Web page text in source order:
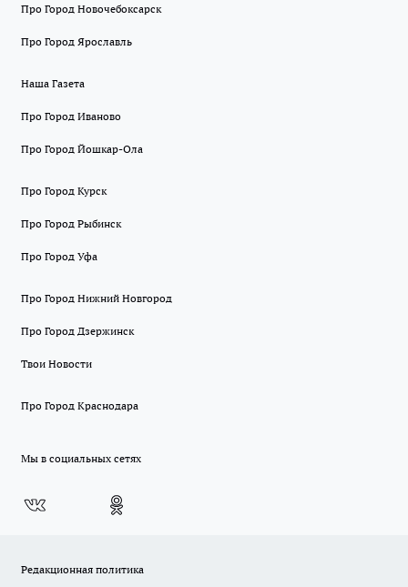
Про Город Новочебоксарск
Про Город Ярославль
Наша Газета
Про Город Иваново
Про Город Йошкар-Ола
Про Город Курск
Про Город Рыбинск
Про Город Уфа
Про Город Нижний Новгород
Про Город Дзержинск
Твои Новости
Про Город Краснодара
Мы в социальных сетях
Редакционная политика